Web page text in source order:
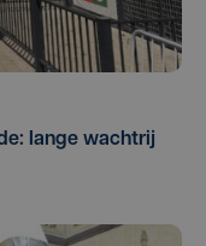
lange wachtrij